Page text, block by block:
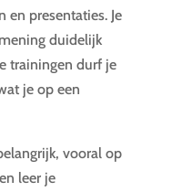
en presentaties. Je
duidelijk
trainingen durf je
je op een
vooral op
leer je